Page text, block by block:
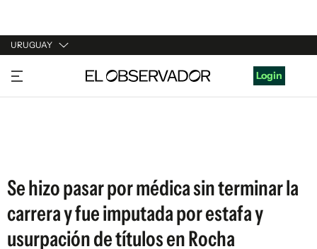
URUGUAY
URUGUAY
ARGENTINA
Login
Se hizo pasar por médica sin terminar la
carrera y fue imputada por estafa y
usurpación de títulos en Rocha